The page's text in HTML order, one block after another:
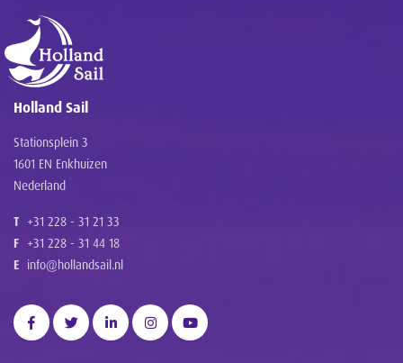
Holland Sail
Stationsplein 3
1601 EN Enkhuizen
Nederland
T +31 228 - 31 21 33
F +31 228 - 31 44 18
E info@hollandsail.nl